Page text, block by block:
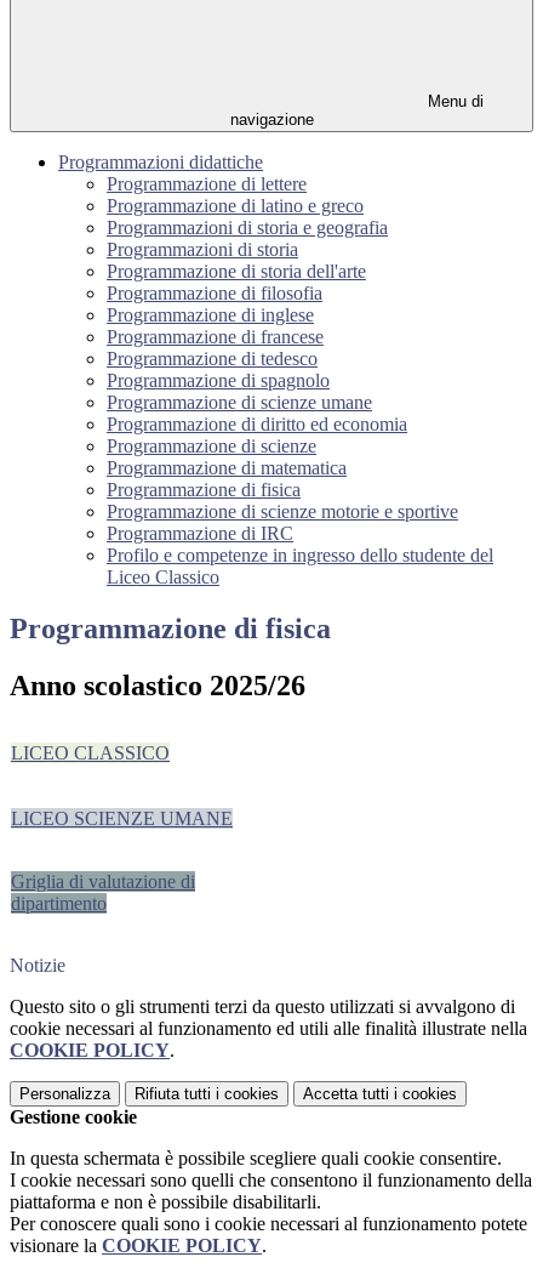
Menu di
navigazione
Programmazioni didattiche
Programmazione di lettere
Programmazione di latino e greco
Programmazioni di storia e geografia
Programmazioni di storia
Programmazione di storia dell'arte
Programmazione di filosofia
Programmazione di inglese
Programmazione di francese
Programmazione di tedesco
Programmazione di spagnolo
Programmazione di scienze umane
Programmazione di diritto ed economia
Programmazione di scienze
Programmazione di matematica
Programmazione di fisica
Programmazione di scienze motorie e sportive
Programmazione di IRC
Profilo e competenze in ingresso dello studente del
Liceo Classico
Programmazione di fisica
Anno scolastico 2025/26
LICEO CLASSICO
LICEO SCIENZE UMANE
Griglia di valutazione di
dipartimento
Notizie
Questo sito o gli strumenti terzi da questo utilizzati si avvalgono di
cookie necessari al funzionamento ed utili alle finalità illustrate nella
COOKIE POLICY.
Personalizza Rifiuta tutti i cookies Accetta tutti i cookies
Gestione cookie
In questa schermata è possibile scegliere quali cookie consentire.
I cookie necessari sono quelli che consentono il funzionamento della
piattaforma e non è possibile disabilitarli.
Per conoscere quali sono i cookie necessari al funzionamento potete
visionare la COOKIE POLICY.